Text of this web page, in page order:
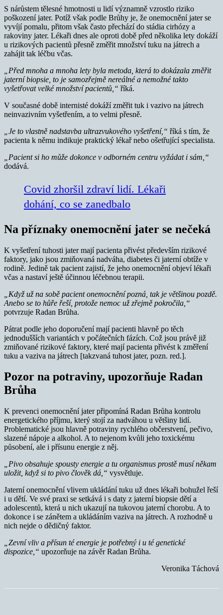
S nárůstem tělesné hmotnosti u lidí významně vzrostlo riziko
poškození jater. Potíž však podle Brůhy je, že onemocnění jater se
vyvíjí pomalu, přitom však často přechází do stádia cirhózy a
rakoviny jater. Lékaři dnes ale oproti době před několika lety dokáží
u rizikových pacientů přesně změřit množství tuku na játrech a
zahájit tak léčbu včas.
„Před mnoha a mnoha lety byla metoda, která to dokázala změřit
jaterní biopsie, to je samozřejmě nereálné a nemožné takto
vyšetřovat velké množství pacientů,“ říká.
V současné době internisté dokáží změřit tuk i vazivo na játrech
neinvazivním vyšetřením, a to velmi přesně.
„Je to vlastně nadstavba ultrazvukového vyšetření,“ říká s tím, že
pacienta k němu indikuje praktický lékař nebo ošetřující specialista.
„Pacient si ho může dokonce v odborném centru vyžádat i sám,“
dodává.
Covid zhoršil zdraví lidí. Lékaři
dohání, co se zanedbalo
Na příznaky onemocnění jater se nečeká
K vyšetření tuhosti jater mají pacienta přivést především rizikové
faktory, jako jsou zmiňovaná nadváha, diabetes či jaterní obtíže v
rodině. Jedině tak pacient zajistí, že jeho onemocnění objeví lékaři
včas a nastaví ještě účinnou léčebnou terapii.
„Když už na sobě pacient onemocnění pozná, tak je většinou pozdě.
Anebo se to hůře řeší, protože nemoc už zřejmě pokročila,“
potvrzuje Radan Brůha.
Pátrat podle jeho doporučení mají pacienti hlavně po těch
jednodušších variantách v počátečních fázích. Což jsou právě již
zmiňované rizikové faktory, které mají pacienta přivést k změření
tuku a vaziva na játrech [takzvaná tuhost jater, pozn. red.].
Pozor na potraviny, upozorňuje Radan
Brůha
K prevenci onemocnění jater připomíná Radan Brůha kontrolu
energetického příjmu, který stojí za nadváhou u většiny lidí.
Problematické jsou hlavně potraviny rychlého občerstvení, pečivo,
slazené nápoje a alkohol. A to nejenom kvůli jeho toxickému
působení, ale i přísunu energie z něj.
„Pivo obsahuje spousty energie a tu organismus prostě musí někam
uložit, když si to pivo člověk dá,“ vysvětluje.
Jaterní onemocnění vlivem ukládání tuku už dnes lékaři bohužel řeší
i u dětí. Ve své praxi se setkává i s daty z jaterní biopsie dětí a
adolescentů, která u nich ukazují na tukovou jaterní chorobu. A to
dokonce i se zánětem a ukládáním vaziva na játrech. A rozhodně u
nich nejde o dědičný faktor.
„Zevní vliv a přísun té energie je potřebný i u té genetické
dispozice,“ upozorňuje na závěr Radan Brůha.
Veronika Táchová